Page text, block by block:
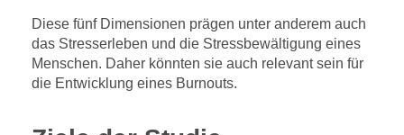
Diese fünf Dimensionen prägen unter anderem auch
das Stresserleben und die Stressbewältigung eines
Menschen. Daher könnten sie auch relevant sein für
die Entwicklung eines Burnouts.